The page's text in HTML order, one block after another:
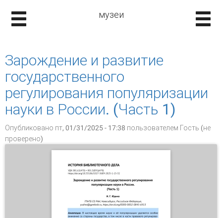
музеи
Зарождение и развитие
государственного
регулирования популяризации
науки в России. (Часть 1)
Опубликовано пт, 01/31/2025 - 17:38 пользователем Гость (не
проверено)